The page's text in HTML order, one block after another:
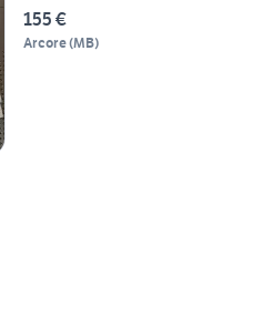
155€
155 €
Arcore(MB)